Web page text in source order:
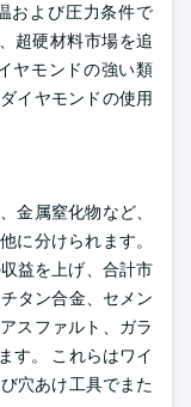
および圧力条件で
超硬材料市場を追
ヤモンドの強い類
イヤモンドの使用
金属窒化物など、
に分けられます。
益を上げ、合計市
タン合金、セメン
スファルト、ガラ
す。 これらはワイ
穴あけ工具でまた